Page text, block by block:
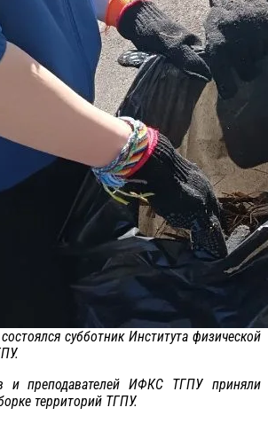
субботник Института физической
и преподавателей ИФКС ТГПУ приняли
территорий ТГПУ.